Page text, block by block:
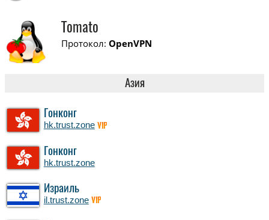
Tomato
Протокол:OpenVPN
Азия
Гонконг
hk.trust.zone VIP
Гонконг
hk.trust.zone
Израиль
il.trust.zone VIP